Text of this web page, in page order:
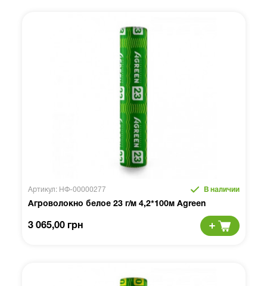
Артикул: НФ-00000277 В наличии
Агроволокно белое 23 г/м 4,2*100м Agreen
3 065,00 грн